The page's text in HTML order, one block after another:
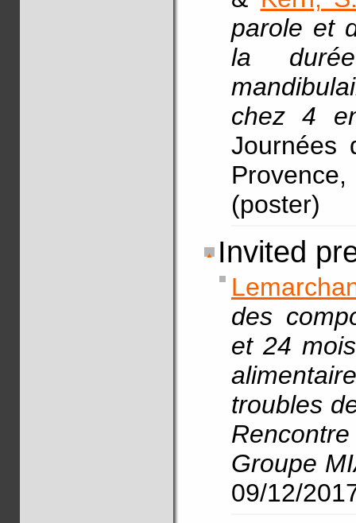
parole et
la
chez 4
Journées
(poster)
Invited
des
et 24
troubles
Groupe
09/12/